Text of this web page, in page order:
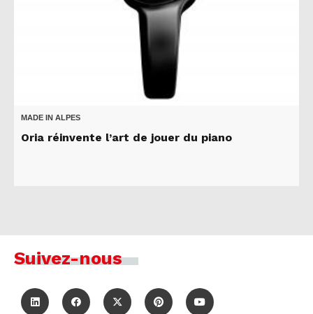
MADE IN ALPES
Oria réinvente l’art de jouer du piano
Suivez-nous